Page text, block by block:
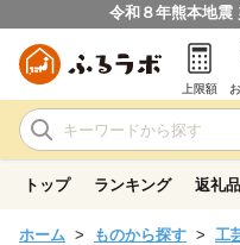
令和８年熊本地震
上限額
トップ ランキング 返礼
ホーム ものから探す 工